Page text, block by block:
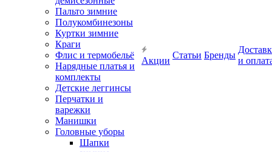
Пальто зимние
Полукомбинезоны
Куртки зимние
Краги
Флис и термобельё
Нарядные платья и
комплекты
Детские леггинсы
Перчатки и
варежки
Манишки
Головные уборы
Шапки
Акции
Статьи Бренды
и